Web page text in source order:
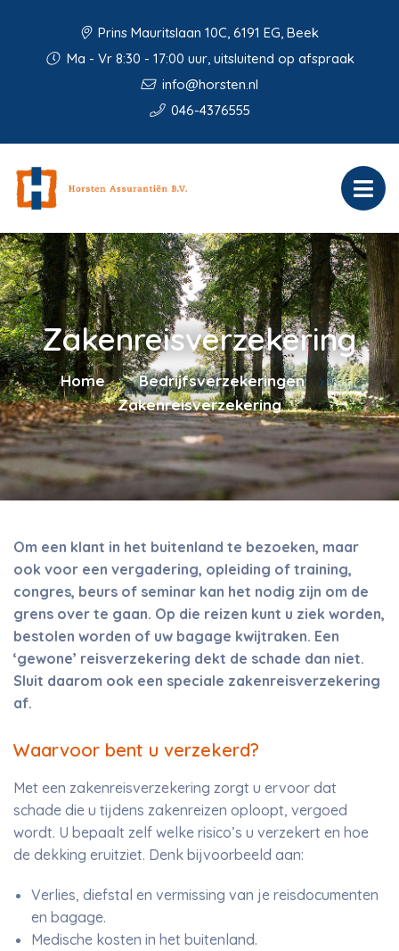
Prins Mauritslaan 10C, 6191 EG, Beek
Ma - Vr 8:30 - 17:00 uur, uitsluitend op afspraak
info@horsten.nl
046-4376555
Zakenreisverzekering
Home
Bedrijfsverzekeringen
Zakenreisverzekering
Om een klant in het buitenland te bezoeken, maar
ook voor een vergadering, opleiding of training,
congres, beurs of seminar kan het nodig zijn om de
grens over te gaan. Op die reizen kunt u ziek worden,
bestolen worden of uw bagage kwijtraken. Een
‘gewone’ reisverzekering dekt de schade dan niet.
Sluit daarom ook een speciale zakenreisverzekering
af.
Waarvoor bent u verzekerd?
Met een zakenreisverzekering zorgt u ervoor dat
schade die u tijdens zakenreizen oploopt, vergoed
wordt. U bepaalt zelf welke risico’s u verzekert en hoe
de dekking eruitziet. Denk bijvoorbeeld aan:
Verlies, diefstal en vermissing van je reisdocumenten
en bagage.
Medische kosten in het buitenland.